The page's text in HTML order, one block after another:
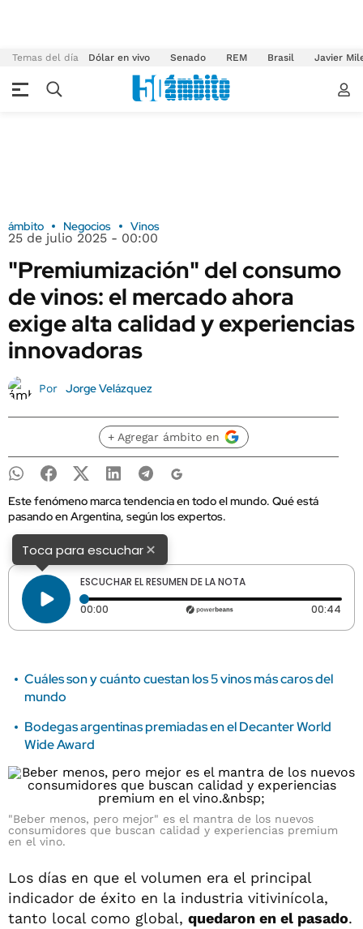
Temas del día Dólar en vivo Senado REM Brasil Javier
ámbito Negocios Vinos
25 de julio 2025 - 00:00
"Premiumización" del consumo
de vinos: el mercado ahora
exige alta calidad y experiencias
innovadoras
Por Jorge Velázquez
+ Agregar ámbito en
Este fenómeno marca tendencia en todo el mundo. Qué está
pasando en Argentina, según los expertos.
Toca para escuchar×
ESCUCHAR EL RESUMEN DE LA NOTA
00:00 Tiempo transcurrido: 0 segundos 00:44
Cuáles son y cuánto cuestan los 5 vinos más caros del
mundo
Bodegas argentinas premiadas en el Decanter World
Wide Award
"Beber menos, pero mejor" es el mantra de los nuevos
consumidores que buscan calidad y experiencias premium
en el vino.
Los días en que el volumen era el principal
indicador de éxito en la industria vitivinícola,
tanto local como global, quedaron en el pasado.